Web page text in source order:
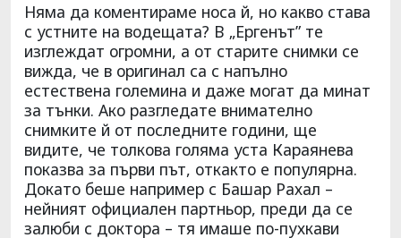
Няма да коментираме носа й, но какво става
с устните на водещата? В „Ергенът” те
изглеждат огромни, а от старите снимки се
вижда, че в оригинал са с напълно
естествена големина и даже могат да минат
за тънки. Ако разгледате внимателно
снимките й от последните години, ще
видите, че толкова голяма уста Караянева
показва за първи път, откакто е популярна.
Докато беше например с Башар Рахал –
нейният официален партньор, преди да се
залюби с доктора – тя имаше по-пухкави